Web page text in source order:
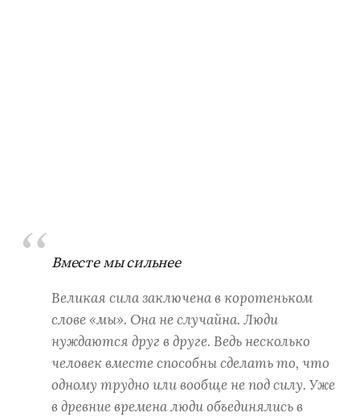
Вместе мы сильнее
Великая сила заключена в коротеньком
слове «мы». Она не случайна. Люди
нуждаются друг в друге. Ведь несколько
человек вместе способны сделать то, что
одному трудно или вообще не под силу. Уже
в древние времена люди объединялись в